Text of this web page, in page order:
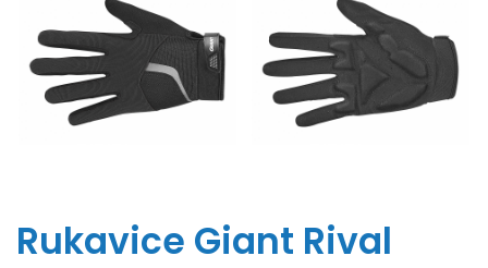
Rukavice Giant Rival